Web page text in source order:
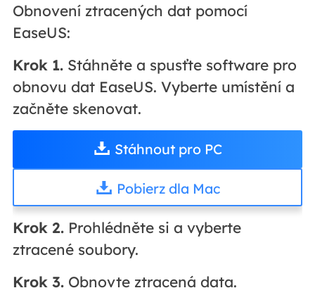
Obnovení ztracených dat pomocí
EaseUS:
Krok 1.Stáhněte a spusťte software pro
obnovu dat EaseUS. Vyberte umístění a
začněte skenovat.
Stáhnout pro PC
Pobierz dla Mac
Krok 2.Prohlédněte si a vyberte
ztracené soubory.
Krok 3.Obnovte ztracená data.